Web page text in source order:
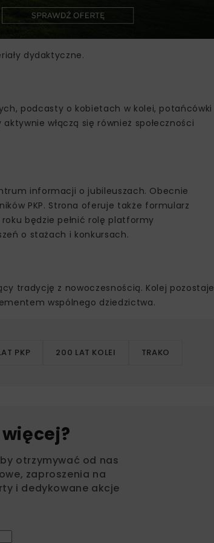
dydaktyczne.
podcasty o kobietach w kolei, potańcówki
włączą się również społeczności
informacji o jubileuszach. Obecnie
PKP. Strona oferuje także formularz
będzie pełnić rolę platformy
o stażach i konkursach.
tradycję z nowoczesnością. Kolej pozostaje
wspólnego dziedzictwa.
PKP 200 LAT KOLEI TRAKO
otrzymywać od nas
zaproszenia na
i dedykowane akcje